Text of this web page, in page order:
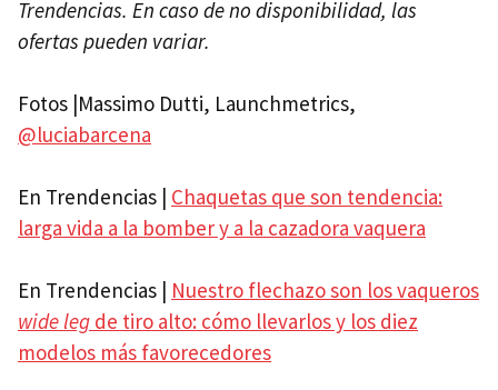
Trendencias. En caso de no disponibilidad, las
ofertas pueden variar.
Fotos |Massimo Dutti, Launchmetrics,
@luciabarcena
En Trendencias | Chaquetas que son tendencia:
larga vida a la bomber y a la cazadora vaquera
En Trendencias | Nuestro flechazo son los vaqueros
wide leg de tiro alto: cómo llevarlos y los diez
modelos más favorecedores